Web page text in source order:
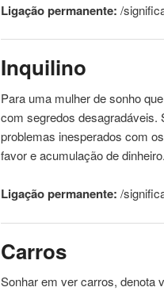
Ligação permanente: /
Inquilino
Para uma mulher de sonho
com segredos desagradáveis.
problemas inesperados com
favor e acumulação de
Ligação permanente: /
Carros
Sonhar em ver carros, denota